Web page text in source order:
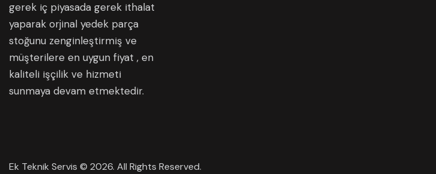
gerek iç piyasada gerek ithalat
yaparak orjinal yedek parça
stoğunu zenginleştirmiş ve
müşterilere en uygun fiyat , en
kaliteli işçilik ve hizmeti
sunmaya devam etmektedir.
Ek Teknik Servis © 2026. All Rights Reserved.